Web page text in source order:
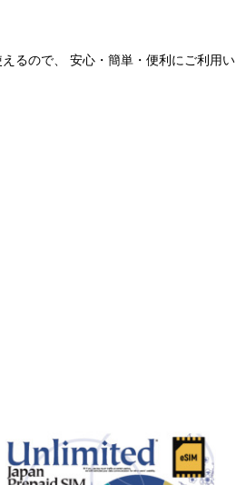
るので、 安心・簡単・便利にご利用い